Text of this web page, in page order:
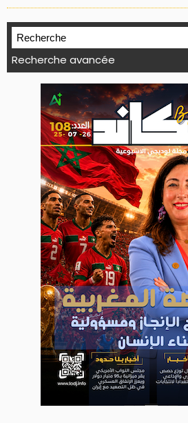
Recherche avancée